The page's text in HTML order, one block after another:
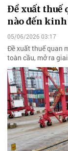
Đề xuất thuế
nào đến
05/06/2026 03:17
Đề xuất thuế quan
toàn cầu, mở ra